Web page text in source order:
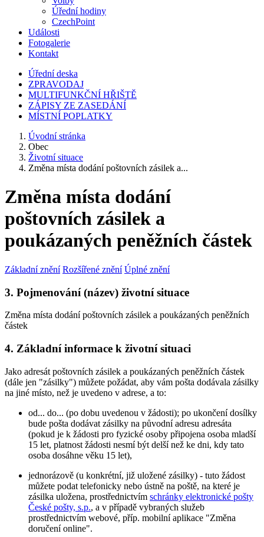
Úřední hodiny
CzechPoint
Události
Fotogalerie
Kontakt
Úřední deska
ZPRAVODAJ
MULTIFUNKČNÍ HŘIŠTĚ
ZÁPISY ZE ZASEDÁNÍ
MÍSTNÍ POPLATKY
Úvodní stránka
Obec
Životní situace
Změna místa dodání poštovních zásilek a...
Změna místa dodání
poštovních zásilek a
poukázaných peněžních částek
Základní znění Rozšířené znění Úplné znění
3. Pojmenování (název) životní situace
Změna místa dodání poštovních zásilek a poukázaných peněžních
částek
4. Základní informace k životní situaci
Jako adresát poštovních zásilek a poukázaných peněžních částek
(dále jen "zásilky") můžete požádat, aby vám pošta dodávala zásilky
na jiné místo, než je uvedeno v adrese, a to:
od... do... (po dobu uvedenou v žádosti); po ukončení dosílky
bude pošta dodávat zásilky na původní adresu adresáta
(pokud je k žádosti pro fyzické osoby připojena osoba mladší
15 let, platnost žádosti nesmí být delší než ke dni, kdy tato
osoba dosáhne věku 15 let),
jednorázově (u konkrétní, již uložené zásilky) - tuto žádost
můžete podat telefonicky nebo ústně na poště, na které je
zásilka uložena, prostřednictvím schránky elektronické pošty
České pošty, s.p., a v případě vybraných služeb
prostřednictvím webové, příp. mobilní aplikace "Změna
doručení online".